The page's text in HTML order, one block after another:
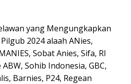
yang Mengungkapkan
2024 alaah ANies,
Sobat Anies, Sifa, RI
Sohib Indonesia, GBC,
Barnies, P24, Regean